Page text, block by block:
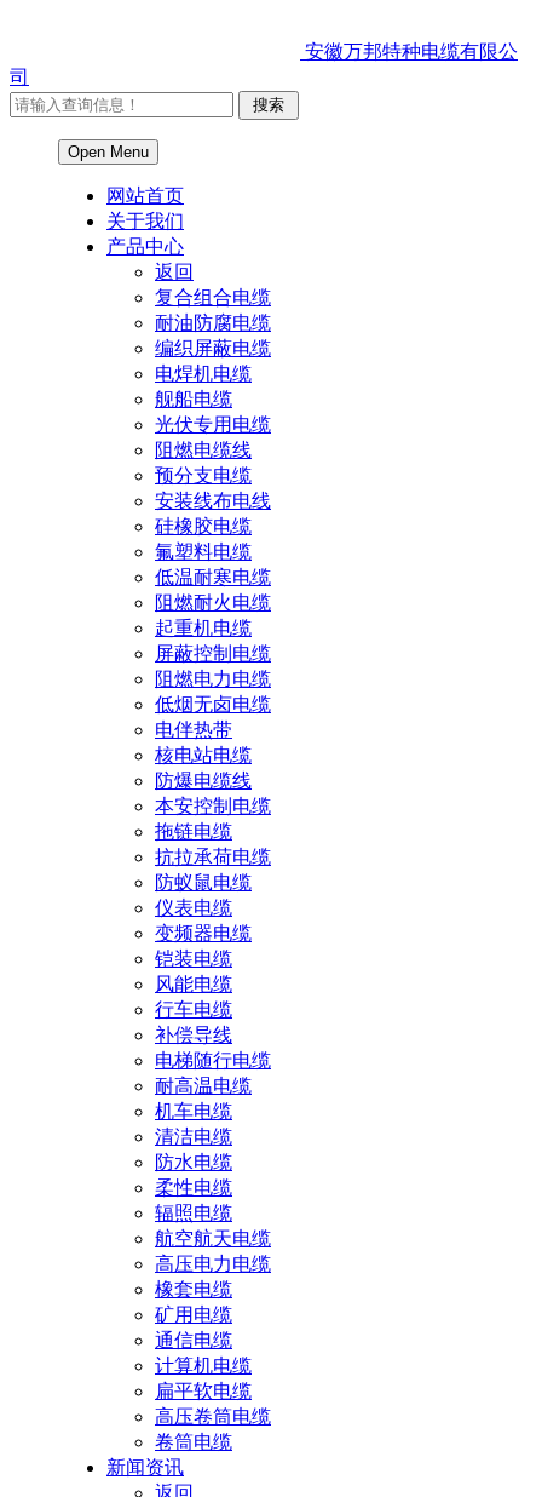
安徽万邦特种电缆有限公
司
Open Menu
网站首页
关于我们
产品中心
返回
复合组合电缆
耐油防腐电缆
编织屏蔽电缆
电焊机电缆
舰船电缆
光伏专用电缆
阻燃电缆线
预分支电缆
安装线布电线
硅橡胶电缆
氟塑料电缆
低温耐寒电缆
阻燃耐火电缆
起重机电缆
屏蔽控制电缆
阻燃电力电缆
低烟无卤电缆
电伴热带
核电站电缆
防爆电缆线
本安控制电缆
拖链电缆
抗拉承荷电缆
防蚁鼠电缆
仪表电缆
变频器电缆
铠装电缆
风能电缆
行车电缆
补偿导线
电梯随行电缆
耐高温电缆
机车电缆
清洁电缆
防水电缆
柔性电缆
辐照电缆
航空航天电缆
高压电力电缆
橡套电缆
矿用电缆
通信电缆
计算机电缆
扁平软电缆
高压卷筒电缆
卷筒电缆
新闻资讯
返回